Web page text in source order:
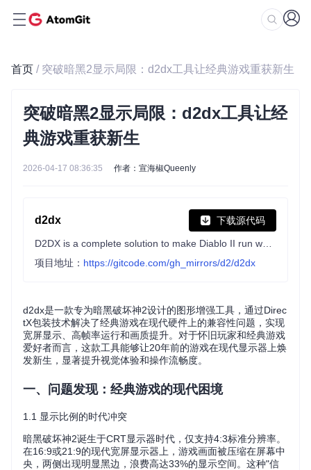
首页 / 突破暗黑2显示局限：d2dx工具让经典游戏重获新生
突破暗黑2显示局限：d2dx工具让经
典游戏重获新生
2026-04-17 08:36:35 作者：宣海椒Queenly
d2dx 下载源代码
项目地址： https://gitcode.com/gh_mirrors/d2/d2dx
d2dx是一款专为暗黑破坏神2设计的图形增强工具，通过Direc
tX包装技术解决了经典游戏在现代硬件上的兼容性问题，实现
宽屏显示、高帧率运行和画质提升。对于怀旧玩家和经典游戏
爱好者而言，这款工具能够让20年前的游戏在现代显示器上焕
发新生，显著提升视觉体验和操作流畅度。
一、问题发现：经典游戏的现代困境
1.1 显示比例的时代冲突
暗黑破坏神2诞生于CRT显示器时代，仅支持4:3标准分辨率。
在16:9或21:9的现代宽屏显示器上，游戏画面被压缩在屏幕中
央，两侧出现明显黑边，浪费高达33%的显示空间。这种"信